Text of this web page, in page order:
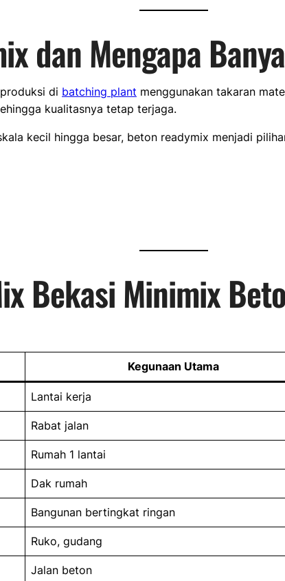
dan Mengapa
di batching plant menggunakan takaran
kualitasnya tetap terjaga.
kecil hingga besar, beton readymix menjadi
Bekasi Minimix
Kegunaan Utama
Lantai kerja
Rabat jalan
Rumah 1 lantai
Dak rumah
Bangunan bertingkat ringan
Ruko, gudang
Jalan beton